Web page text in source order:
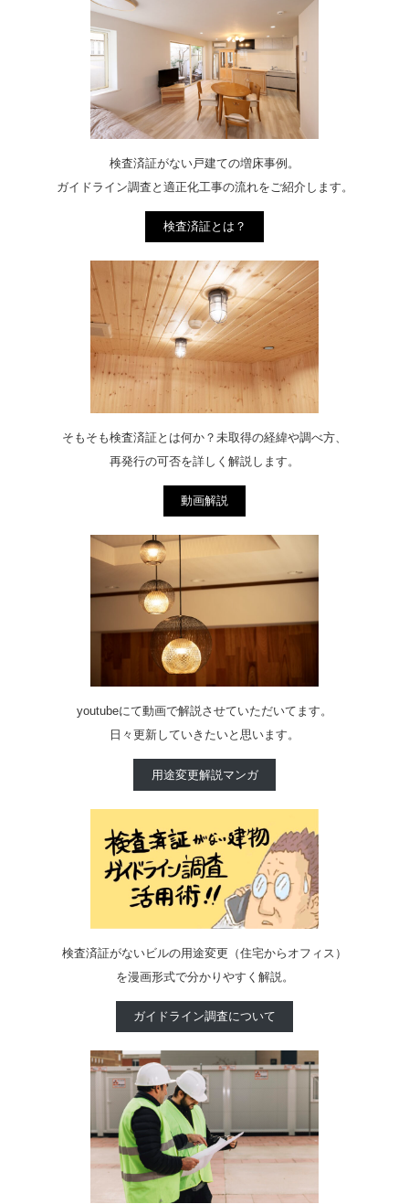
検査済証がない戸建ての増床事例。
ガイドライン調査と適正化工事の流れをご紹介します。
検査済証とは？
そもそも検査済証とは何か？未取得の経緯や調べ方、
再発行の可否を詳しく解説します。
動画解説
youtubeにて動画で解説させていただいてます。
日々更新していきたいと思います。
用途変更解説マンガ
検査済証がないビルの用途変更（住宅からオフィス）
を漫画形式で分かりやすく解説。
ガイドライン調査について